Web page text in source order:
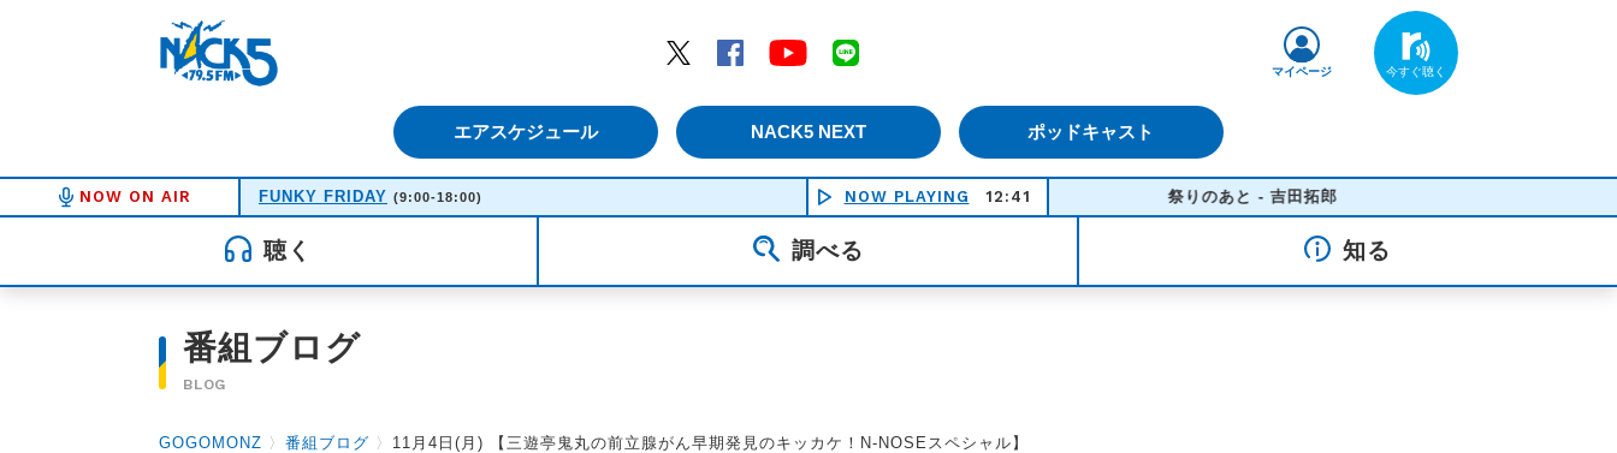
Twitter
Facebook YouTube
エアスケジュール NACK5 NEXT ポッドキャスト
マイページ
NOW ON AIR FUNKY FRIDAY (9:00-18:00) NOW PLAYING 12:41 祭りのあと - 吉田拓郎
聴く 調べる 知る
番組ブログ
BLOG
GOGOMONZ 〉 番組ブログ 〉 11月4日(月) 【三遊亭鬼丸の前立腺がん早期発見のキッカケ！N-NOSEスペシャル】